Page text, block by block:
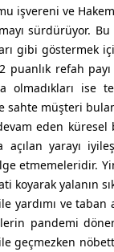
işvereni ve
sürdürüyor.
gibi göstermek
puanlık refah
olmadıkları ise
müşteri
eden küresel
yarayı
etmemeleridir.
koyarak yalanın
yardımı ve
pandemi
geçmezken